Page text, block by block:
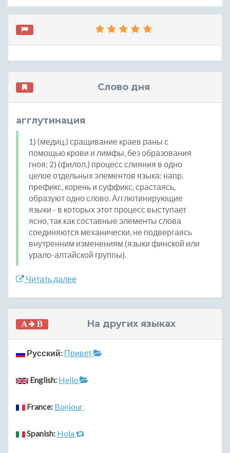
Слово дня
агглутинация
1) (медиц.) сращивание краев раны с
помощью крови и лимфы, без образования
гноя; 2) (филол.) процесс слияния в одно
целое отдельных элементов языка: напр.
префикс, корень и суффикс, срастаясь,
образуют одно слово. Агглютинирующие
языки - в которых этот процесс выступает
ясно, так как составные элементы слова
соединяются механически, не подвергаясь
внутренним изменениям (языки финской или
урало-алтайской группы).
Читать далее
На других языках
Русский: Привет
English: Hello
France: Bonjour
Spanish: Hola